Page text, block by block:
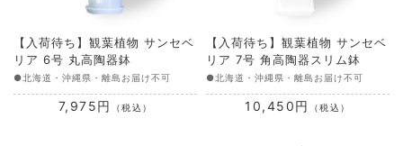
【入荷待ち】観葉植物 サンセベ
リア 6号 丸高陶器鉢
●北海道・沖縄県・離島お届け不可
7,975円 （税込）
【入荷待ち】観葉植物 サンセベ
リア 7号 角高陶器スリム鉢
●北海道・沖縄県・離島お届け不可
10,450円 （税込）